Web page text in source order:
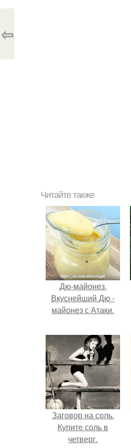
⇦
Читайте также
Дю-майонез.
Вкуснейший Дю -
майонез с Атаки.
Заговор на соль.
Купите соль в
четверг.